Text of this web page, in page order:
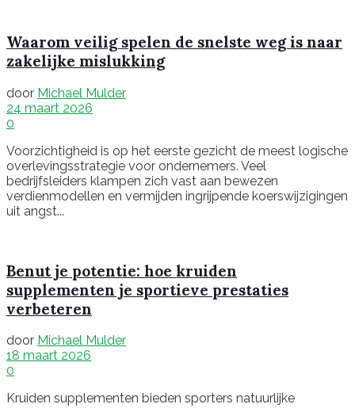
Waarom veilig spelen de snelste weg is naar
zakelijke mislukking
door Michael Mulder
24 maart 2026
0
Voorzichtigheid is op het eerste gezicht de meest logische
overlevingsstrategie voor ondernemers. Veel
bedrijfsleiders klampen zich vast aan bewezen
verdienmodellen en vermijden ingrijpende koerswijzigingen
uit angst...
Benut je potentie: hoe kruiden
supplementen je sportieve prestaties
verbeteren
door Michael Mulder
18 maart 2026
0
Kruiden supplementen bieden sporters natuurlijke